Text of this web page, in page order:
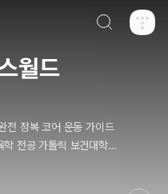
월드
전 정복 코어 운동 가이드